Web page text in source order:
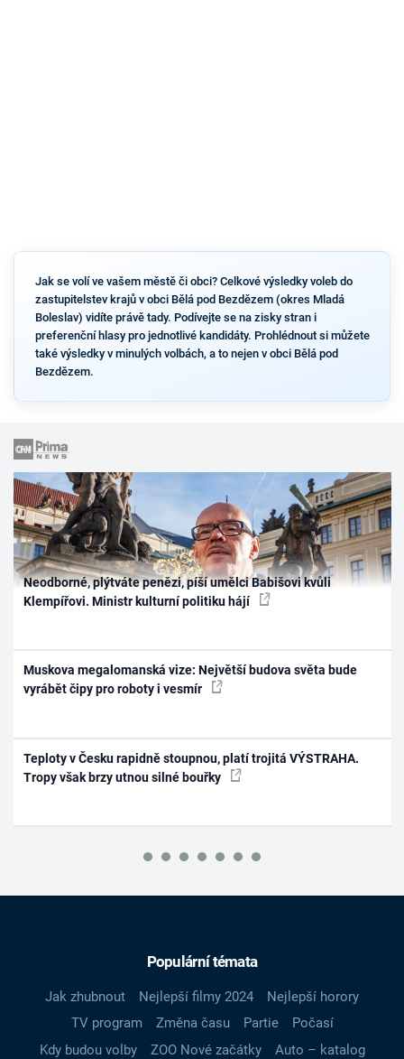
Jak se volí ve vašem městě či obci? Celkové výsledky voleb do
zastupitelstev krajů v obci Bělá pod Bezdězem (okres Mladá
Boleslav) vidíte právě tady. Podívejte se na zisky stran i
preferenční hlasy pro jednotlivé kandidáty. Prohlédnout si můžete
také výsledky v minulých volbách, a to nejen v obci Bělá pod
Bezdězem.
Neodborné, plýtváte penězi, píší umělci Babišovi kvůli
Klempířovi. Ministr kulturní politiku hájí
Muskova megalomanská vize: Největší budova světa bude
vyrábět čipy pro roboty i vesmír
Teploty v Česku rapidně stoupnou, platí trojitá VÝSTRAHA.
Tropy však brzy utnou silné bouřky
Populární témata
Jak zhubnout Nejlepší filmy 2024
Nejlepší horory
TV program
Změna času Partie
Počasí
Kdy budou volby
ZOO Nové začátky
Auto – katalog